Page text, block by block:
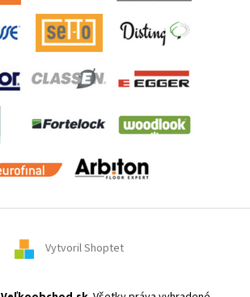
Vytvoril Shoptet